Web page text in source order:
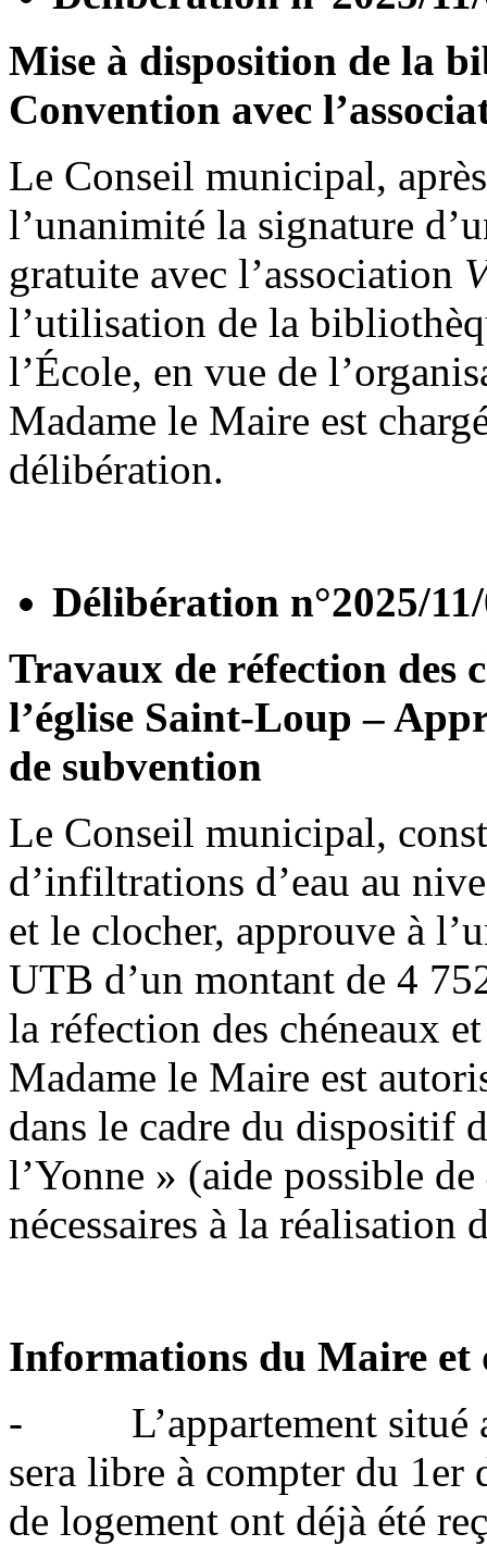
Mise à disposition de la
Convention avec
Le Conseil municipal,
l’unanimité la signature
gratuite avec l’association
l’utilisation de la
l’École, en vue de
Madame le Maire est
délibération.
Délibération n°2025/
Travaux de réfection des
l’église Saint-Loup –
de subvention
Le Conseil municipal,
d’infiltrations d’eau au
et le clocher, approuve à
UTB d’un montant de 4
la réfection des chéneaux
Madame le Maire est
dans le cadre du dispositif
l’Yonne » (aide possible
nécessaires à la réalisation
Informations du Maire et
- L’appartement situé
sera libre à compter du 1er
de logement ont déjà été